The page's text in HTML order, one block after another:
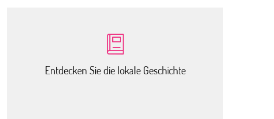
Entdecken Sie die lokale Geschichte